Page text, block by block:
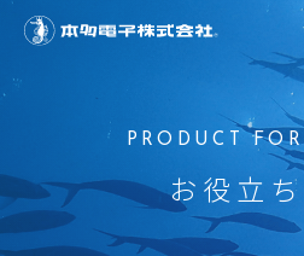
EN
製品情報
お役立